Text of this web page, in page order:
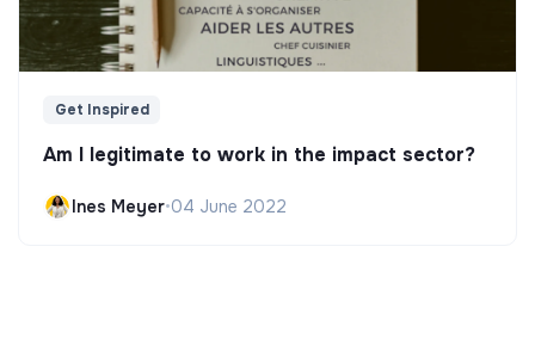
Get Inspired
Am I legitimate to work in the impact sector?
Ines Meyer•04 June 2022